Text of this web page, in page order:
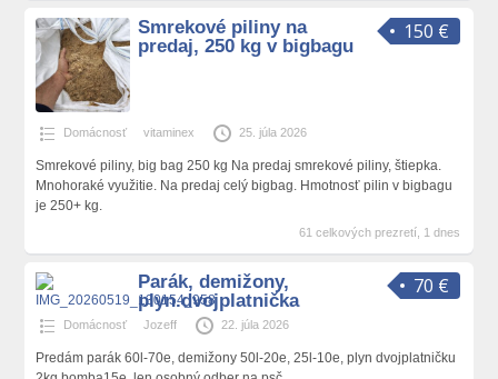
150 €
Smrekové piliny na
predaj, 250 kg v bigbagu
Domácnosť vitaminex 25. júla 2026
Smrekové piliny, big bag 250 kg Na predaj smrekové piliny, štiepka.
Mnohoraké využitie. Na predaj celý bigbag. Hmotnosť pilin v bigbagu
je 250+ kg.
61 celkových prezretí, 1 dnes
70 €
Parák, demižony,
plyn.dvojplatnička
Domácnosť Jozeff 22. júla 2026
Predám parák 60l-70e, demižony 50l-20e, 25l-10e, plyn dvojplatničku